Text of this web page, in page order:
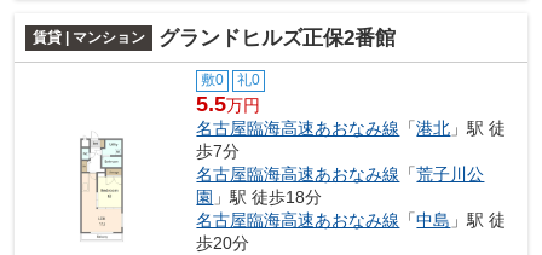
賃貸 | マンション グランドヒルズ正保2番館
敷0 礼0
5.5万円
名古屋臨海高速あおなみ線 「港北 」駅 徒
歩7分
名古屋臨海高速あおなみ線 「荒子川公
園 」駅 徒歩18分
名古屋臨海高速あおなみ線 「中島 」駅 徒
歩20分